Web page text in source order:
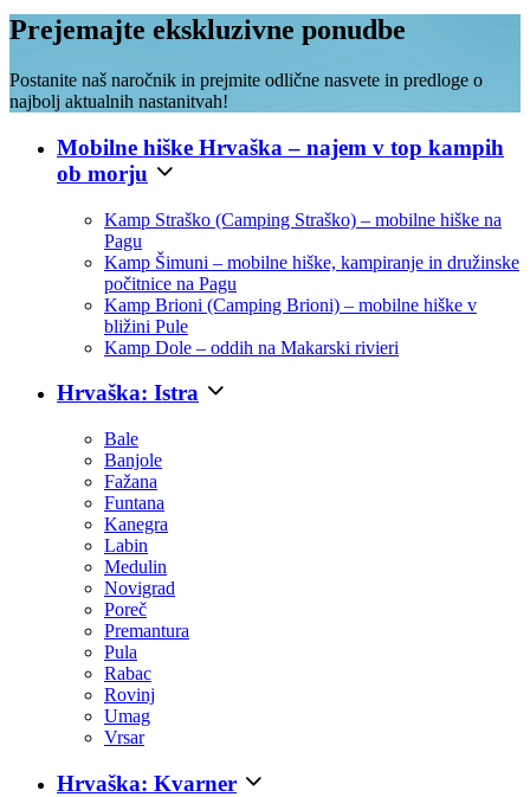
Prejemajte ekskluzivne ponudbe
Postanite naš naročnik in prejmite odlične nasvete in predloge o
najbolj aktualnih nastanitvah!
Mobilne hiške Hrvaška – najem v top kampih
ob morju
Kamp Straško (Camping Straško) – mobilne hiške na
Pagu
Kamp Šimuni – mobilne hiške, kampiranje in družinske
počitnice na Pagu
Kamp Brioni (Camping Brioni) – mobilne hiške v
bližini Pule
Kamp Dole – oddih na Makarski rivieri
Hrvaška: Istra
Bale
Banjole
Fažana
Funtana
Kanegra
Labin
Medulin
Novigrad
Poreč
Premantura
Pula
Rabac
Rovinj
Umag
Vrsar
Hrvaška: Kvarner